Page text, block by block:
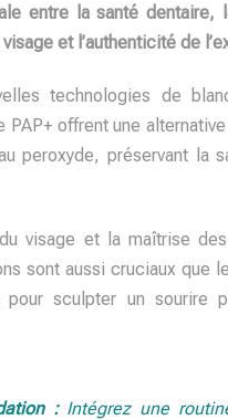
entre la santé dentaire,
et l’authenticité de
technologies de
PAP+ offrent une
peroxyde, préservant la
visage et la maîtrise
sont aussi cruciaux que
pour sculpter un sourire
:Intégrez une